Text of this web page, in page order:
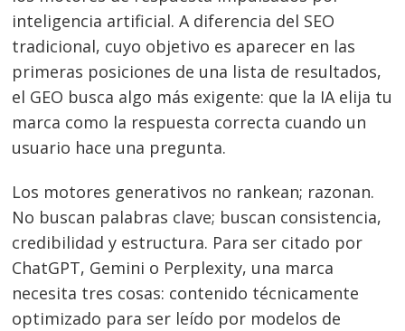
inteligencia artificial. A diferencia del SEO
tradicional, cuyo objetivo es aparecer en las
primeras posiciones de una lista de resultados,
el GEO busca algo más exigente: que la IA elija tu
marca como la respuesta correcta cuando un
usuario hace una pregunta.
Los motores generativos no rankean; razonan.
No buscan palabras clave; buscan consistencia,
credibilidad y estructura. Para ser citado por
ChatGPT, Gemini o Perplexity, una marca
necesita tres cosas: contenido técnicamente
optimizado para ser leído por modelos de